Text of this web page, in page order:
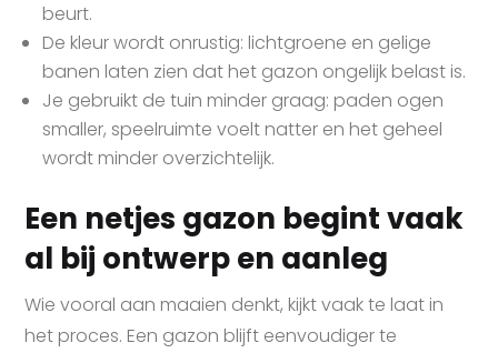
beurt.
De kleur wordt onrustig: lichtgroene en gelige
banen laten zien dat het gazon ongelijk belast is.
Je gebruikt de tuin minder graag: paden ogen
smaller, speelruimte voelt natter en het geheel
wordt minder overzichtelijk.
Een netjes gazon begint vaak
al bij ontwerp en aanleg
Wie vooral aan maaien denkt, kijkt vaak te laat in
het proces. Een gazon blijft eenvoudiger te